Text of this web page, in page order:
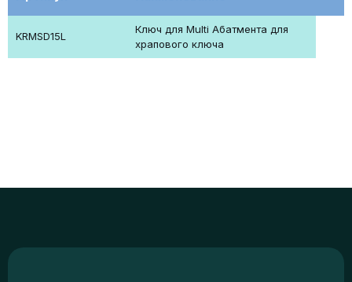
KRMSD15L
Ключ для Multi Aбатмента для
храпового ключа